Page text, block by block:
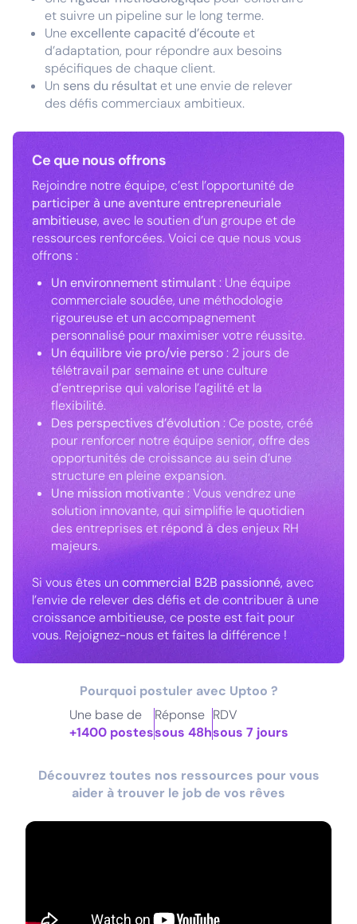
et suivre un pipeline sur le long terme.
Une excellente capacité d’écoute et
d’adaptation, pour répondre aux besoins
spécifiques de chaque client.
Un sens du résultat et une envie de relever
des défis commerciaux ambitieux.
Ce que nous offrons
Rejoindre notre équipe, c’est l’opportunité de
participer à une aventure entrepreneuriale
ambitieuse, avec le soutien d’un groupe et de
ressources renforcées. Voici ce que nous vous
offrons :
Un environnement stimulant: Une équipe
commerciale soudée, une méthodologie
rigoureuse et un accompagnement
personnalisé pour maximiser votre réussite.
Un équilibre vie pro/vie perso: 2 jours de
télétravail par semaine et une culture
d’entreprise qui valorise l’agilité et la
flexibilité.
Des perspectives d’évolution: Ce poste, créé
pour renforcer notre équipe senior, offre des
opportunités de croissance au sein d’une
structure en pleine expansion.
Une mission motivante: Vous vendrez une
solution innovante, qui simplifie le quotidien
des entreprises et répond à des enjeux RH
majeurs.
Si vous êtes un commercial B2B passionné, avec
l’envie de relever des défis et de contribuer à une
croissance ambitieuse, ce poste est fait pour
vous. Rejoignez-nous et faites la différence !
Pourquoi postuler avec Uptoo ?
Une base de
+1400 postes
Réponse
sous 48h
RDV
sous 7 jours
Découvrez toutes nos ressources pour vous
aider à trouver le job de vos rêves